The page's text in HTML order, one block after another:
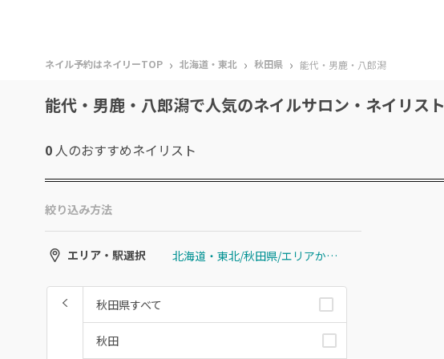
ネイル予約はネイリーTOP › 北海道・東北 › 秋田県 › 能代・男鹿・八郎潟
能代・男鹿・八郎潟で人気のネイルサロン・ネイリスト
0 人のおすすめネイリスト
絞り込み方法
エリア・駅選択 北海道・東北/秋田県/エリアから選ぶ/能代・男鹿・八郎潟
秋田県すべて
秋田